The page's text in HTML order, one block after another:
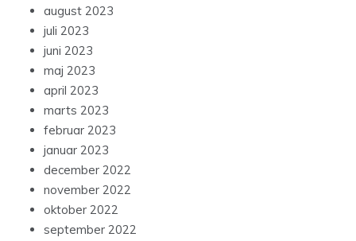
august 2023
juli 2023
juni 2023
maj 2023
april 2023
marts 2023
februar 2023
januar 2023
december 2022
november 2022
oktober 2022
september 2022